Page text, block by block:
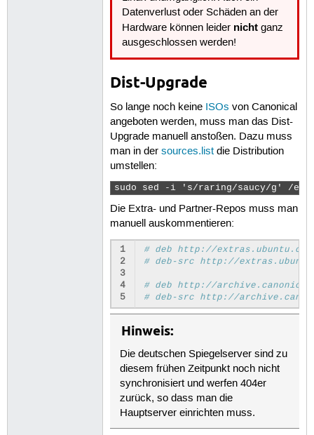
Datenverlust oder Schäden an der
Hardware können leider nicht ganz
ausgeschlossen werden!
Dist-Upgrade
So lange noch keine ISOs von Canonical
angeboten werden, muss man das Dist-
Upgrade manuell anstoßen. Dazu muss
man in der sources.listdie Distribution
umstellen:
sudo sed -i 's/raring/saucy/g' /
Die Extra- und Partner-Repos muss man
manuell auskommentieren:
1
2
3
4
5
# deb http://
# deb-src http://
# deb http://
# deb-src http://
Hinweis:
Die deutschen Spiegelserver sind zu
diesem frühen Zeitpunkt noch nicht
synchronisiert und werfen 404er
zurück, so dass man die
Hauptserver einrichten muss.